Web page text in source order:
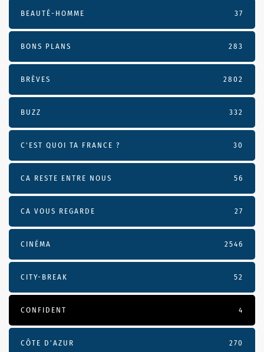
BEAUTÉ-HOMME 37
BONS PLANS 283
BRÈVES 2802
BUZZ 332
C'EST QUOI TA FRANCE ? 30
CA RESTE ENTRE NOUS 56
CA VOUS REGARDE 27
CINÉMA 2546
CITY-BREAK 52
CONFIDENT 4
CÔTE D’AZUR 270